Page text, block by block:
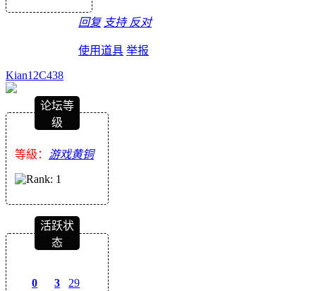
回复 支持 反对
使用道具 举报
Kian12C438
论坛等
级
等級： 游戏黄铜
活跃状
态
0 3 29